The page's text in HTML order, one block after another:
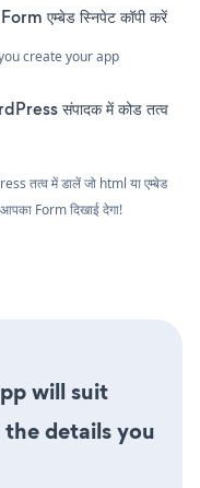
एम्बेड स्निपेट कॉपी करें
create your app
संपादक में कोड तत्व
तत्व में डालें जो html या एम्बेड
Form दिखाई देगा!
will suit
details you